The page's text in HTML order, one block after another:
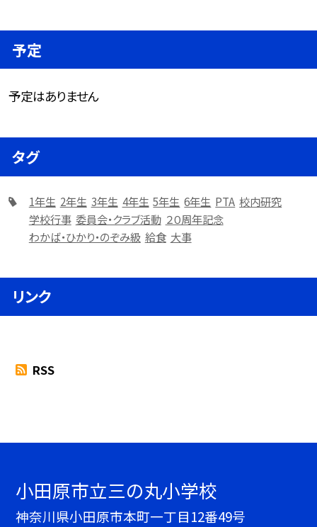
予定
予定はありません
タグ
1年生 2年生 3年生 4年生 5年生 6年生 PTA 校内研究
学校行事 委員会・クラブ活動 ２０周年記念
わかば・ひかり・のぞみ級 給食 大事
リンク
RSS
小田原市立三の丸小学校
神奈川県小田原市本町一丁目12番49号